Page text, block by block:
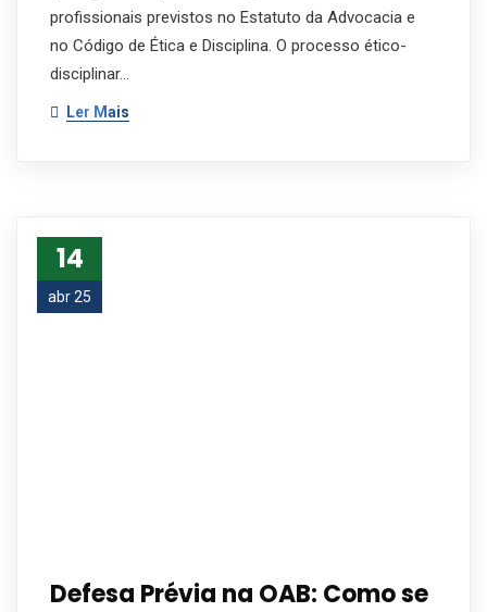
profissionais previstos no Estatuto da Advocacia e
no Código de Ética e Disciplina. O processo ético-
disciplinar…
Ler Mais
14
abr 25
Defesa Prévia na OAB: Como se